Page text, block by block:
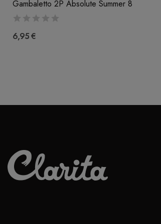
Gambaletto 2P Absolute Summer 8
6,95 €